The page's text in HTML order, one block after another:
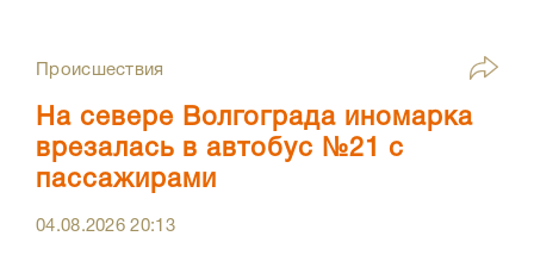
Происшествия
На севере Волгограда иномарка
врезалась в автобус №21 с
пассажирами
04.08.202620:13